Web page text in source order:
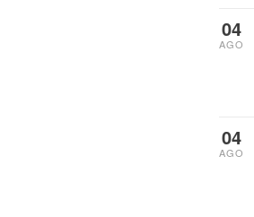
04
AGO
04
AGO